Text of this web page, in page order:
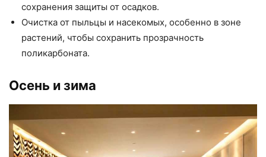
сохранения защиты от осадков.
Очистка от пыльцы и насекомых, особенно в зоне
растений, чтобы сохранить прозрачность
поликарбоната.
Осень и зима